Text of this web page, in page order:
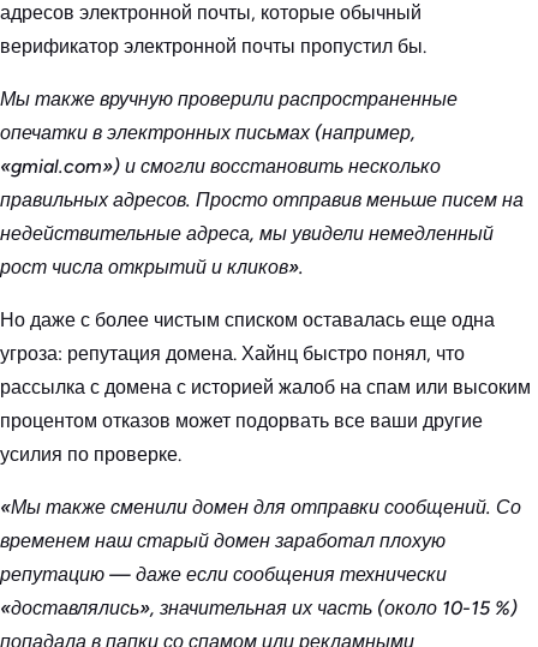
адресов электронной почты, которые обычный
верификатор электронной почты пропустил бы.
Мы также вручную проверили распространенные
опечатки в электронных письмах (например,
«gmial.com») и смогли восстановить несколько
правильных адресов. Просто отправив меньше писем на
недействительные адреса, мы увидели немедленный
рост числа открытий и кликов».
Но даже с более чистым списком оставалась еще одна
угроза: репутация домена. Хайнц быстро понял, что
рассылка с домена с историей жалоб на спам или высоким
процентом отказов может подорвать все ваши другие
усилия по проверке.
«Мы также сменили домен для отправки сообщений. Со
временем наш старый домен заработал плохую
репутацию — даже если сообщения технически
«доставлялись», значительная их часть (около 10-15 %)
попадала в папки со спамом или рекламными